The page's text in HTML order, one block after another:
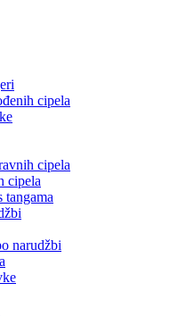
cipela
cipela
cipela
tangama
narudžbi